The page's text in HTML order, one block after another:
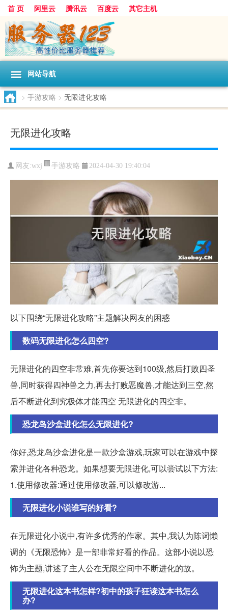
首 页 阿里云 腾讯云 百度云 其它主机
网站导航
> 手游攻略 > 无限进化攻略
无限进化攻略
网友:wxj 手游攻略 2024-04-30 19:40:04
以下围绕“无限进化攻略”主题解决网友的困惑
数码无限进化怎么四空?
无限进化的四空非常难,首先你要达到100级,然后打败四圣
兽,同时获得四神兽之力,再去打败恶魔兽,才能达到三空,然
后不断进化到究极体才能四空 无限进化的四空非。
恐龙岛沙盒进化怎么无限进化?
你好,恐龙岛沙盒进化是一款沙盒游戏,玩家可以在游戏中探
索并进化各种恐龙。如果想要无限进化,可以尝试以下方法:
1.使用修改器:通过使用修改器,可以修改游...
无限进化小说谁写的好看?
在无限进化小说中,有许多优秀的作家。其中,我认为陈词懒
调的《无限恐怖》是一部非常好看的作品。这部小说以恐
怖为主题,讲述了主人公在无限空间中不断进化的故。
无限进化这本书怎样?初中的孩子狂读这本书怎么
办?